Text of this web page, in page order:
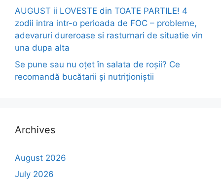
AUGUST ii LOVESTE din TOATE PARTILE! 4
zodii intra intr-o perioada de FOC – probleme,
adevaruri dureroase si rasturnari de situatie vin
una dupa alta
Se pune sau nu oțet în salata de roșii? Ce
recomandă bucătarii și nutriționiștii
Archives
August 2026
July 2026